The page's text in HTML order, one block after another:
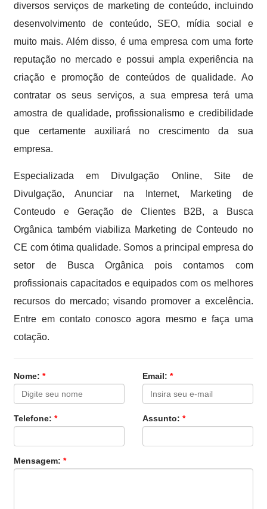
diversos serviços de marketing de conteúdo, incluindo
desenvolvimento de conteúdo, SEO, mídia social e
muito mais. Além disso, é uma empresa com uma forte
reputação no mercado e possui ampla experiência na
criação e promoção de conteúdos de qualidade. Ao
contratar os seus serviços, a sua empresa terá uma
amostra de qualidade, profissionalismo e credibilidade
que certamente auxiliará no crescimento da sua
empresa.
Especializada em Divulgação Online, Site de
Divulgação, Anunciar na Internet, Marketing de
Conteudo e Geração de Clientes B2B, a Busca
Orgânica também viabiliza Marketing de Conteudo no
CE com ótima qualidade. Somos a principal empresa do
setor de Busca Orgânica pois contamos com
profissionais capacitados e equipados com os melhores
recursos do mercado; visando promover a excelência.
Entre em contato conosco agora mesmo e faça uma
cotação.
Nome:* Email: *
Telefone:* Assunto: *
Mensagem:*